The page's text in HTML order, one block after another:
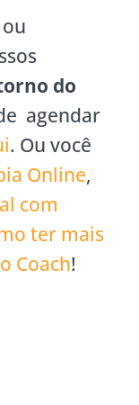
do
agendar
. Ou você
Online,
com
ter mais
Coach!